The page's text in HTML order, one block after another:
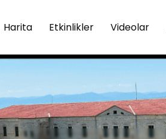
Harita Etkinlikler Videolar